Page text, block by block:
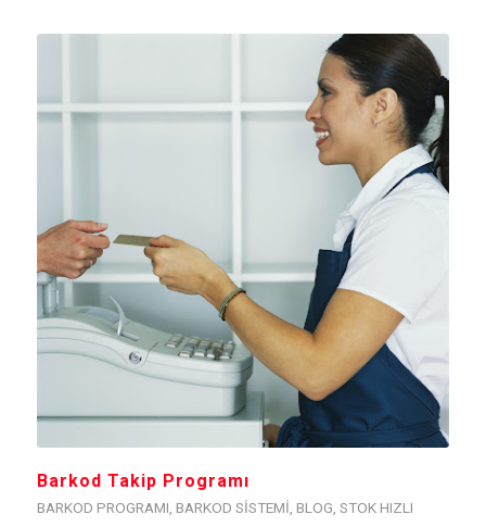
Barkod Takip Programı
BARKOD PROGRAMI BARKOD SISTEMI BLOG STOK HIZLI